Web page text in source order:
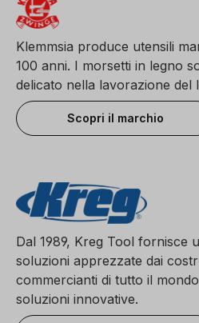
Klemmsia produce utensili
100 anni. I morsetti in legno
delicato nella lavorazione del
Scopri il marchio
Dal 1989, Kreg Tool fornisce
soluzioni apprezzate dai
commercianti di tutto il
soluzioni innovative.